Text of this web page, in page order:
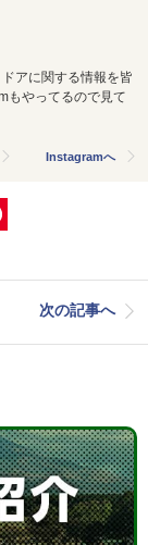
アに関する情報を皆
もやってるので見て
Instagramへ
次の記事へ